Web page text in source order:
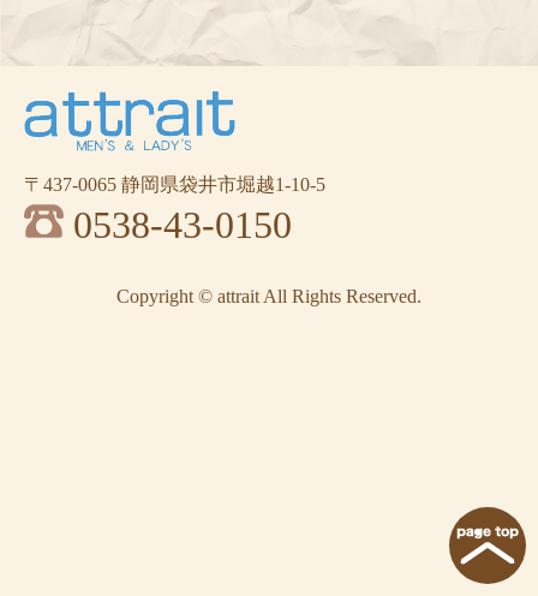
〒437-0065 静岡県袋井市堀越1-10-5
0538-43-0150
Copyright © attrait All Rights Reserved.